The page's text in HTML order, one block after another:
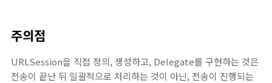
주의점
URLSession을 직접 정의, 생성하고, Delegate를 구현하는 것은
전송이 끝난 뒤 일괄적으로 처리하는 것이 아닌, 전송이 진행되는